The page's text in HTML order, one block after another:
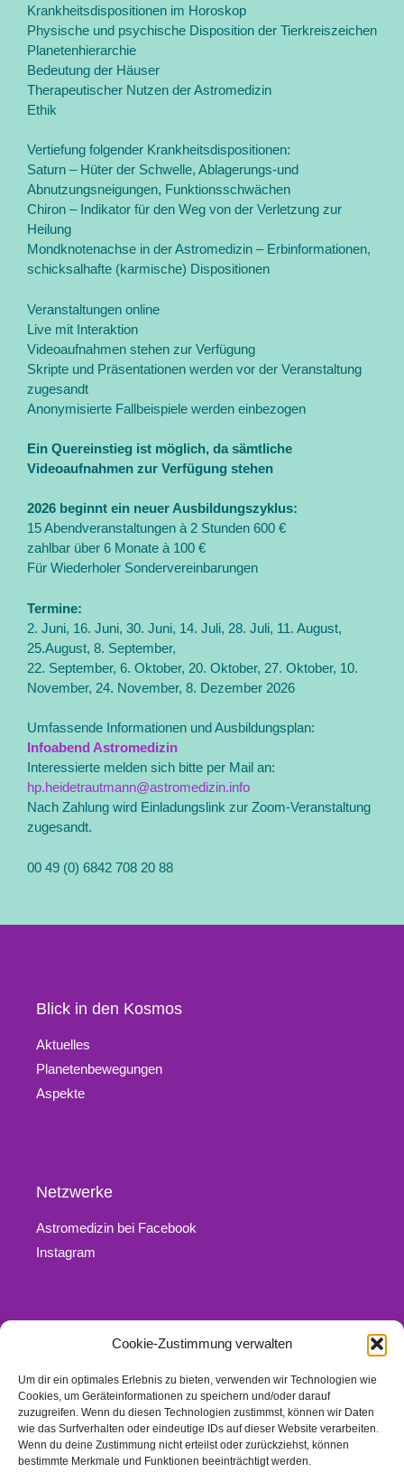
Cookie-Zustimmung verwalten
Um dir ein optimales Erlebnis zu bieten, verwenden wir Technologien wie
Cookies, um Geräteinformationen zu speichern und/oder darauf
zuzugreifen. Wenn du diesen Technologien zustimmst, können wir Daten
wie das Surfverhalten oder eindeutige IDs auf dieser Website verarbeiten.
Wenn du deine Zustimmung nicht erteilst oder zurückziehst, können
bestimmte Merkmale und Funktionen beeinträchtigt werden.
Krankheitsdispositionen im Horoskop
Physische und psychische Disposition der Tierkreiszeichen
Planetenhierarchie
Bedeutung der Häuser
Therapeutischer Nutzen der Astromedizin
Ethik
Vertiefung folgender Krankheitsdispositionen:
Saturn – Hüter der Schwelle, Ablagerungs-und
Abnutzungsneigungen, Funktionsschwächen
Chiron – Indikator für den Weg von der Verletzung zur
Heilung
Mondknotenachse in der Astromedizin – Erbinformationen,
schicksalhafte (karmische) Dispositionen
Veranstaltungen online
Live mit Interaktion
Videoaufnahmen stehen zur Verfügung
Skripte und Präsentationen werden vor der Veranstaltung
zugesandt
Anonymisierte Fallbeispiele werden einbezogen
Ein Quereinstieg ist möglich, da sämtliche
Videoaufnahmen zur Verfügung stehen
2026 beginnt ein neuer Ausbildungszyklus:
15 Abendveranstaltungen à 2 Stunden 600 €
zahlbar über 6 Monate à 100 €
Für Wiederholer Sondervereinbarungen
Termine:
2. Juni, 16. Juni, 30. Juni, 14. Juli, 28. Juli, 11. August,
25.August, 8. September,
22. September, 6. Oktober, 20. Oktober, 27. Oktober, 10.
November, 24. November, 8. Dezember 2026
Umfassende Informationen und Ausbildungsplan:
Infoabend Astromedizin
Interessierte melden sich bitte per Mail an:
hp.heidetrautmann@astromedizin.info
Nach Zahlung wird Einladungslink zur Zoom-Veranstaltung
zugesandt.
00 49 (0) 6842 708 20 88
Blick in den Kosmos
Aktuelles
Planetenbewegungen
Aspekte
Netzwerke
Astromedizin bei Facebook
Instagram
Rechtliches
Kontakt
Impressum
Datenschutz
Links